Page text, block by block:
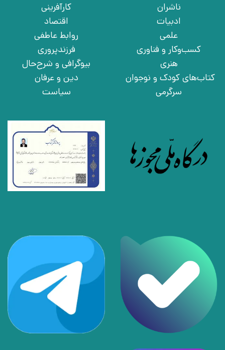
ناشران
ادبیات
علمی
کسب‌وکار و فناوری
هنری
کتاب‌های کودک و نوجوان
سرگرمی
کارآفرینی
اقتصاد
روابط عاطفی
فرزندپروری
بیوگرافی و شرح‌حال
دین و عرفان
سیاست